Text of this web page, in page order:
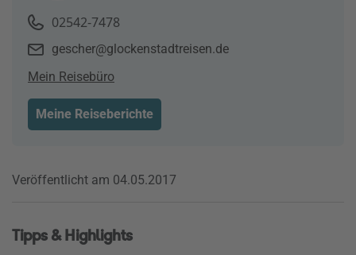
02542-7478
gescher@glockenstadtreisen.de
Mein Reisebüro
Meine Reiseberichte
Veröffentlicht am 04.05.2017
Tipps & Highlights